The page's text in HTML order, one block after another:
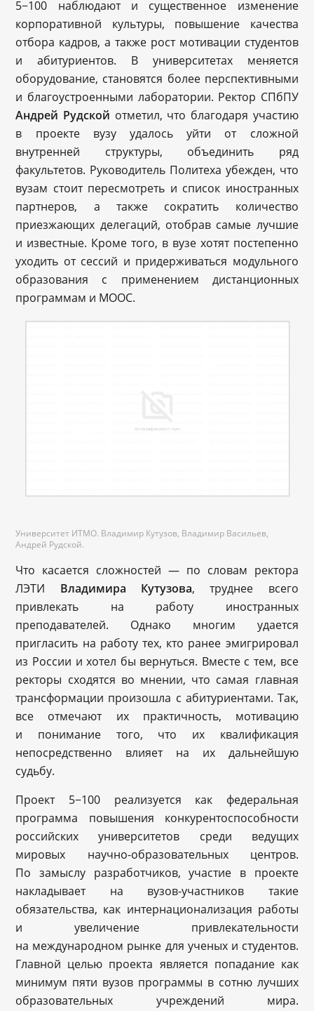
5−100 наблюдают и существенное изменение
корпоративной культуры, повышение качества
отбора кадров, а также рост мотивации студентов
и абитуриентов. В университетах меняется
оборудование, становятся более перспективными
и благоустроенными лаборатории. Ректор СПбПУ
Андрей Рудской отметил, что благодаря участию
в проекте вузу удалось уйти от сложной
внутренней структуры, объединить ряд
факультетов. Руководитель Политеха убежден, что
вузам стоит пересмотреть и список иностранных
партнеров, а также сократить количество
приезжающих делегаций, отобрав самые лучшие
и известные. Кроме того, в вузе хотят постепенно
уходить от сессий и придерживаться модульного
образования с применением дистанционных
программам и МООС.
Университет ИТМО. Владимир Кутузов, Владимир Васильев,
Андрей Рудской.
Что касается сложностей — по словам ректора
ЛЭТИ Владимира Кутузова, труднее всего
привлекать на работу иностранных
преподавателей. Однако многим удается
пригласить на работу тех, кто ранее эмигрировал
из России и хотел бы вернуться. Вместе с тем, все
ректоры сходятся во мнении, что самая главная
трансформации произошла с абитуриентами. Так,
все отмечают их практичность, мотивацию
и понимание того, что их квалификация
непосредственно влияет на их дальнейшую
судьбу.
Проект 5−100 реализуется как федеральная
программа повышения конкурентоспособности
российских университетов среди ведущих
мировых научно-образовательных центров.
По замыслу разработчиков, участие в проекте
накладывает на вузов-участников такие
обязательства, как интернационализация работы
и увеличение привлекательности
на международном рынке для ученых и студентов.
Главной целью проекта является попадание как
минимум пяти вузов программы в сотню лучших
образовательных учреждений мира.